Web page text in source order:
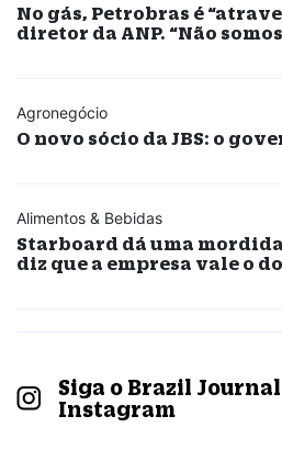
No gás, Petrobras é
diretor da ANP. “Não
Agronegócio
O novo sócio da JBS: o
Alimentos & Bebidas
Starboard dá uma mordida
diz que a empresa vale o
Siga o Brazil
Instagram